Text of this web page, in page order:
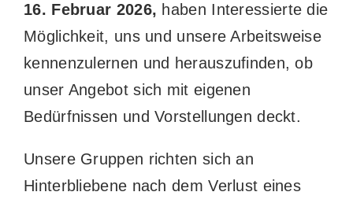
16. Februar 2026, haben Interessierte die
Möglichkeit, uns und unsere Arbeitsweise
kennenzulernen und herauszufinden, ob
unser Angebot sich mit eigenen
Bedürfnissen und Vorstellungen deckt.
Unsere Gruppen richten sich an
Hinterbliebene nach dem Verlust eines